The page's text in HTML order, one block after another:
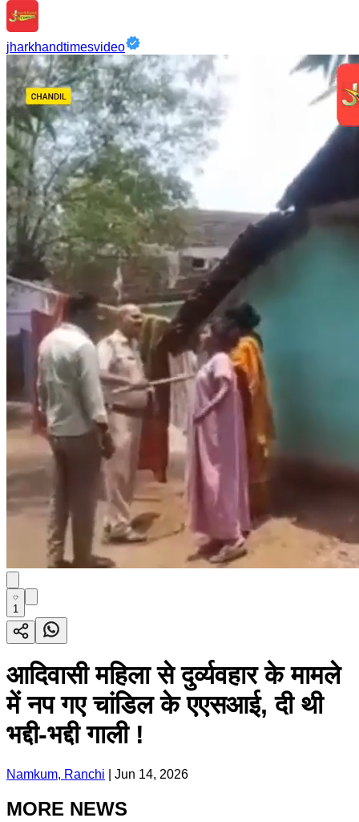
jharkhandtimesvideo
1
आदिवासी महिला से दुर्व्यवहार के मामले
में नप गए चांडिल के एएसआई, दी थी
भद्दी-भद्दी गाली !
Namkum, Ranchi Jun 14, 2026
MORE NEWS